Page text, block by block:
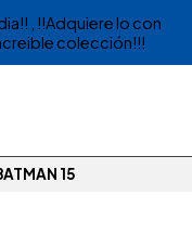
, !!Adquiere lo con
colección!!!
15